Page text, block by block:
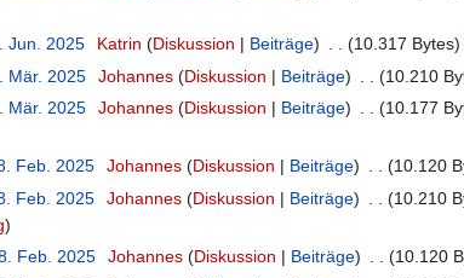
Jun. 2025 Katrin Diskussion Beiträge 10.317 Bytes
Mär. 2025 Johannes Diskussion Beiträge 10.210
Mär. 2025 Johannes Diskussion Beiträge 10.177
Feb. 2025 Johannes Diskussion Beiträge 10.120
Feb. 2025 Johannes Diskussion Beiträge 10.210
Feb. 2025 Johannes Diskussion Beiträge 10.120